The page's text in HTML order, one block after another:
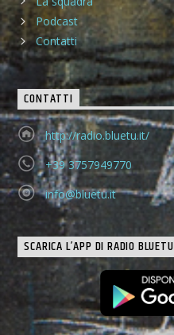
Podcast
Contatti
CONTATTI
http://radio.bluetu.it/
+39 3757949770
info@bluetu.it
SCARICA L’APP DI RADIO BLUETU